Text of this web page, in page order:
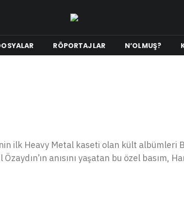
RÖPORTAJLAR N’OLMUŞ?
ilk Heavy Metal kaseti olan kült albümleri
anısını yaşatan bu özel basım,